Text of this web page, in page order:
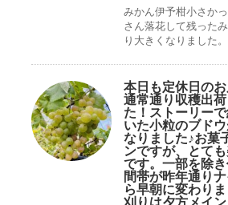
みかん伊予柑小さか
さん落花して残った
り大きくなりました。
本日も定休日の
通常通り収穫出
た！ストーリー
いた小粒のブドウ
なりました♪お菓
ンですが、とて
です。一部を除
間帯が昨年通り
ら早朝に変わり
刈りは夕方メイン